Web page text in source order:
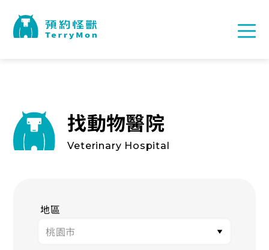
找動物醫院
Veterinary Hospital
地區